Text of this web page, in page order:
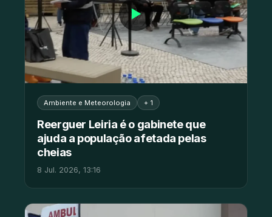
▶
Ambiente e Meteorologia + 1
Reerguer Leiria é o gabinete que
ajuda a população afetada pelas
cheias
8 Jul. 2026, 13:16